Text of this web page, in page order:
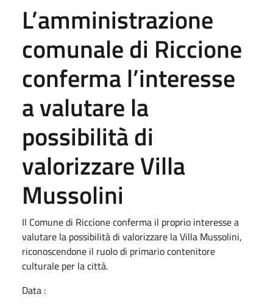
L’amministrazione
comunale di Riccione
conferma l’interesse
a valutare la
possibilità di
valorizzare Villa
Mussolini
Il Comune di Riccione conferma il proprio interesse a
valutare la possibilità di valorizzare la Villa Mussolini,
riconoscendone il ruolo di primario contenitore
culturale per la città.
Data :